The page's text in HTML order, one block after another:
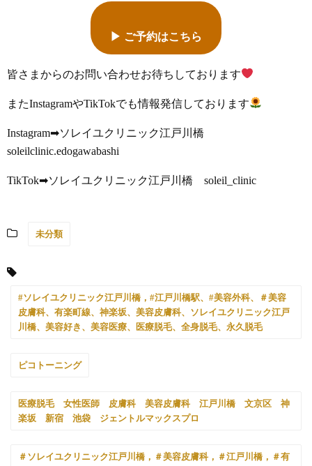
▶︎ ご予約はこちら
皆さまからのお問い合わせお待ちしております
またInstagramやTikTokでも情報発信しております
Instagram➡ソレイユクリニック江戸川橋
soleilclinic.edogawabashi
TikTok➡ソレイユクリニック江戸川橋 soleil_clinic
未分類
#ソレイユクリニック江戸川橋，#江戸川橋駅、#美容外科、＃美容
皮膚科、有楽町線、神楽坂、美容皮膚科、ソレイユクリニック江戸
川橋、美容好き、美容医療、医療脱毛、全身脱毛、永久脱毛
ピコトーニング
医療脱毛 女性医師 皮膚科 美容皮膚科 江戸川橋 文京区 神
楽坂 新宿 池袋 ジェントルマックスプロ
＃ソレイユクリニック江戸川橋，＃美容皮膚科，＃江戸川橋，＃有